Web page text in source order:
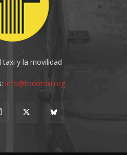
taxi y la movilidad
info@todotaxi.org